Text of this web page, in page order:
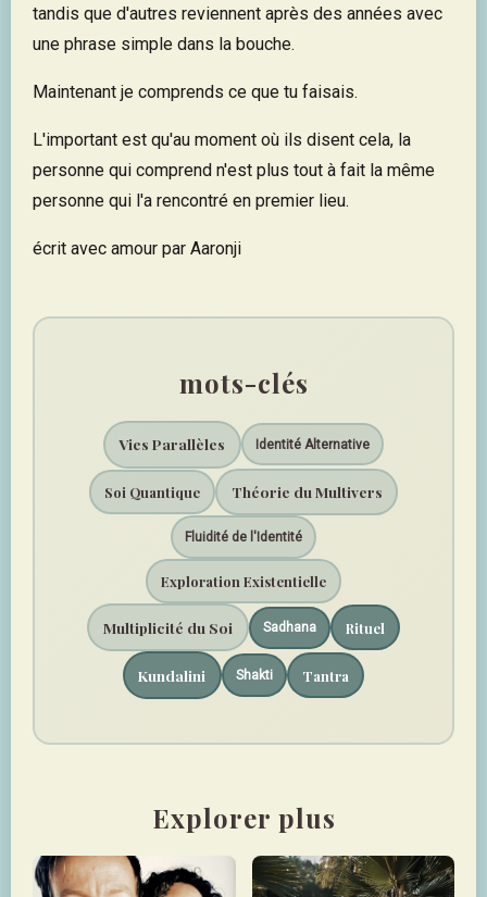
tandis que d'autres reviennent après des années avec
une phrase simple dans la bouche.
Maintenant je comprends ce que tu faisais.
L'important est qu'au moment où ils disent cela, la
personne qui comprend n'est plus tout à fait la même
personne qui l'a rencontré en premier lieu.
écrit avec amour par Aaronji
mots-clés
Vies Parallèles Identité Alternative
Soi Quantique Théorie du Multivers
Fluidité de l'Identité
Exploration Existentielle
Multiplicité du Soi Sadhana Rituel
Kundalini Shakti Tantra
Explorer plus